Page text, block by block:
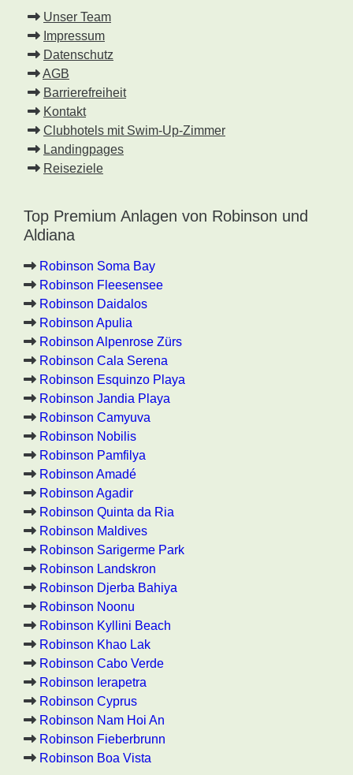
Unser Team
Impressum
Datenschutz
AGB
Barrierefreiheit
Kontakt
Clubhotels mit Swim-Up-Zimmer
Landingpages
Reiseziele
Top Premium Anlagen von Robinson und
Aldiana
Robinson Soma Bay
Robinson Fleesensee
Robinson Daidalos
Robinson Apulia
Robinson Alpenrose Zürs
Robinson Cala Serena
Robinson Esquinzo Playa
Robinson Jandia Playa
Robinson Camyuva
Robinson Nobilis
Robinson Pamfilya
Robinson Amadé
Robinson Agadir
Robinson Quinta da Ria
Robinson Maldives
Robinson Sarigerme Park
Robinson Landskron
Robinson Djerba Bahiya
Robinson Noonu
Robinson Kyllini Beach
Robinson Khao Lak
Robinson Cabo Verde
Robinson Ierapetra
Robinson Cyprus
Robinson Nam Hoi An
Robinson Fieberbrunn
Robinson Boa Vista